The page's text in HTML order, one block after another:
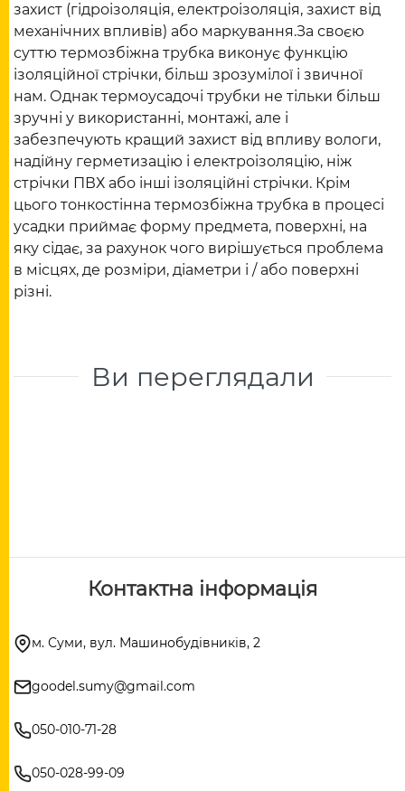
захист (гідроізоляція, електроізоляція, захист від
механічних впливів) або маркування.За своєю
суттю термозбіжна трубка виконує функцію
ізоляційної стрічки, більш зрозумілої і звичної
нам. Однак термоусадочі трубки не тільки більш
зручні у використанні, монтажі, але і
забезпечують кращий захист від впливу вологи,
надійну герметизацію і електроізоляцію, ніж
стрічки ПВХ або інші ізоляційні стрічки. Крім
цього тонкостінна термозбіжна трубка в процесі
усадки приймає форму предмета, поверхні, на
яку сідає, за рахунок чого вирішується проблема
в місцях, де розміри, діаметри і / або поверхні
різні.
Ви переглядали
Контактна інформація
м. Суми, вул. Машинобудівників, 2
goodel.sumy@gmail.com
050-010-71-28
050-028-99-09